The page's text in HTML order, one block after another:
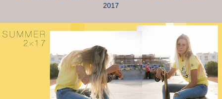
2017